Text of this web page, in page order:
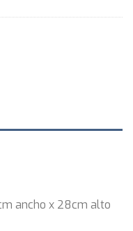
ancho x 28cm alto